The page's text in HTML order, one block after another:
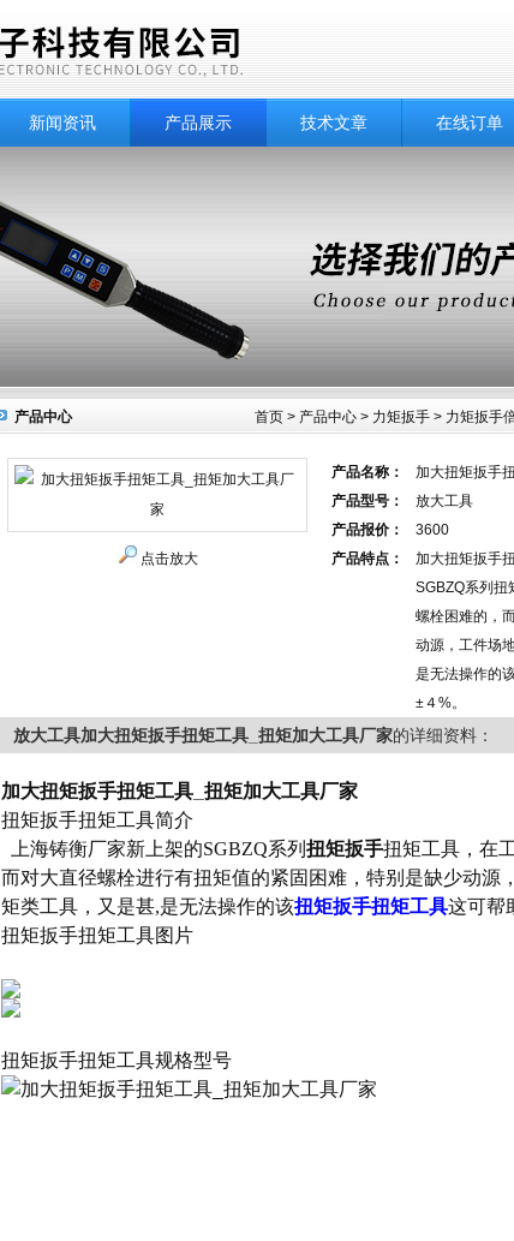
新闻资讯 产品展示 技术文章 在线订单
首页 > 产品中心 > 力矩扳手 > 力矩扳手
产品中心
点击放大
产品名称：
加大扭矩扳手
产品型号：
放大工具
产品报价：
3600
产品特点：
加大扭矩扳手
SGBZQ系列扭
螺栓困难的，
动源，工件场
是无法操作的
±４%。
放大工具加大扭矩扳手扭矩工具_扭矩加大工具厂家的详细资料：
加大扭矩扳手扭矩工具_扭矩加大工具厂家
扭矩扳手扭矩工具简介
上海铸衡厂家新上架的SGBZQ系列 扭矩扳手扭矩工具 ，在
而对大直径螺栓进行有扭矩值的紧固困难，特别是缺少动源
矩类工具，又是甚,是无法操作的该扭矩扳手扭矩工具这可帮
扭矩扳手扭矩工具图片
扭矩扳手扭矩工具规格型号